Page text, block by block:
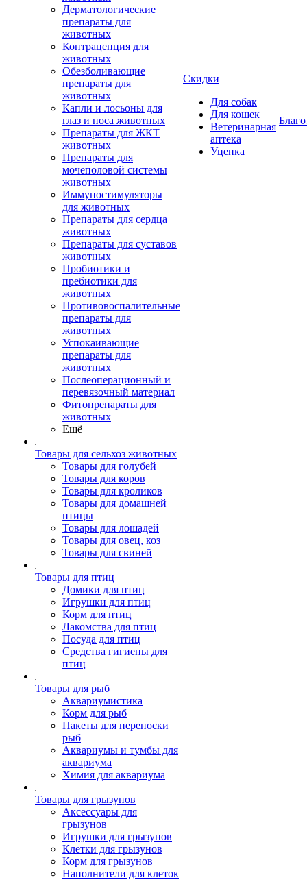
Дерматологические
препараты для
животных
Контрацепция для
животных
Обезболивающие
препараты для
животных
Капли и лосьоны для
глаз и носа животных
Препараты для ЖКТ
животных
Препараты для
мочеполовой системы
животных
Иммуностимуляторы
для животных
Препараты для сердца
животных
Препараты для суставов
животных
Пробиотики и
пребиотики для
животных
Противовоспалительные
препараты для
животных
Успокаивающие
препараты для
животных
Послеоперационный и
перевязочный материал
Фитопрепараты для
животных
Ещё
Товары для сельхоз животных
Товары для голубей
Товары для коров
Товары для кроликов
Товары для домашней
птицы
Товары для лошадей
Товары для овец, коз
Товары для свиней
Товары для птиц
Домики для птиц
Игрушки для птиц
Корм для птиц
Лакомства для птиц
Посуда для птиц
Средства гигиены для
птиц
Товары для рыб
Аквариумистика
Корм для рыб
Пакеты для переноски
рыб
Аквариумы и тумбы для
аквариума
Химия для аквариума
Товары для грызунов
Аксессуары для
грызунов
Игрушки для грызунов
Клетки для грызунов
Корм для грызунов
Наполнители для клеток
Скидки
Для собак
Для кошек
Ветеринарная
аптека
Уценка